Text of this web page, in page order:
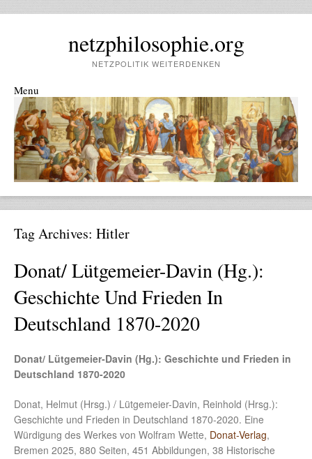
netzphilosophie.org
NETZPOLITIK WEITERDENKEN
Menu
Skip to content
Tag Archives: Hitler
Donat/ Lütgemeier-Davin (Hg.):
Geschichte Und Frieden In
Deutschland 1870-2020
Donat/ Lütgemeier-Davin (Hg.): Geschichte und Frieden in
Deutschland 1870-2020
Donat, Helmut (Hrsg.) / Lütgemeier-Davin, Reinhold (Hrsg.):
Geschichte und Frieden in Deutschland 1870-2020. Eine
Würdigung des Werkes von Wolfram Wette, Donat-Verlag,
Bremen 2025, 880 Seiten, 451 Abbildungen, 38 Historische